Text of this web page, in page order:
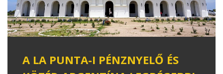
A LA PUNTA-I PÉNZNYELŐ ÉS